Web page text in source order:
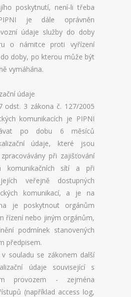
poskytnutí, není-li třeba
je dále oprávněn
údaje služby do doby
o námitce proti vyřízení
doby, po kterou může být
vymáhána.
údaje
odst. 3 zákona č. 127/2005
komunikacích je PIPNI
po dobu 6 měsíců
údaje, které jsou
při zajišťování
komunikačních sítí a při
veřejně dostupných
komunikací, a je na
je poskytnout orgánům
řízení nebo jiným orgánům,
podmínek stanovených
předpisem.
v souladu se zákonem další
údaje související s
provozem - zejména
(například access log,